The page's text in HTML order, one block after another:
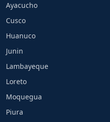
Ayacucho
Cusco
Huanuco
Junin
Lambayeque
Loreto
Moquegua
Piura